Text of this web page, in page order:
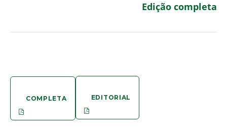
Edição completa
COMPLETA EDITORIAL